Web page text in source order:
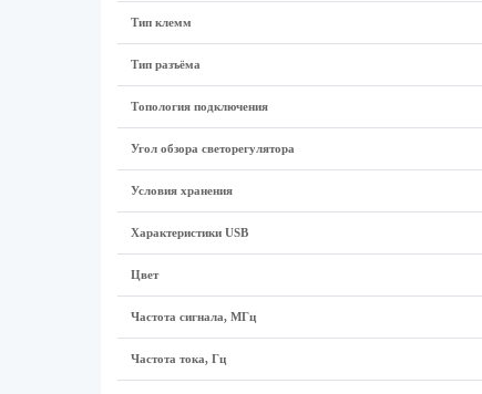
Тип клемм
Тип разъёма
Топология подключения
Угол обзора светорегулятора
Условия хранения
Характеристики USB
Цвет
Частота сигнала, МГц
Частота тока, Гц